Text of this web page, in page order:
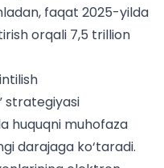
faqat 2025-yilda
orqali 7,5 trillion
strategiyasi
huquqni muhofaza
darajaga ko‘taradi.